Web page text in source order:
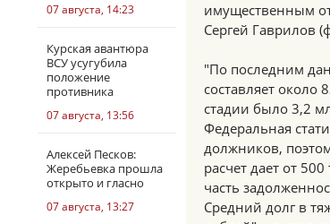
07 августа, 14:23
Курская авантюра
ВСУ усугубила
положение
противника
07 августа, 13:56
Алексей Песков:
Жеребьевка прошла
открыто и гласно
07 августа, 13:27
имущественным
Сергей Гаврилов
"По последним
составляет около
стадии было 3,2
Федеральная
должников,
расчет дает от
часть
Средний долг в